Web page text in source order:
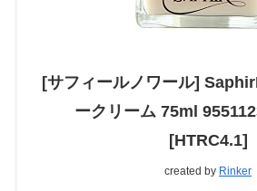
[サフィールノワール]
ークリーム 75ml
[HTRC4.1]
created by Rinker